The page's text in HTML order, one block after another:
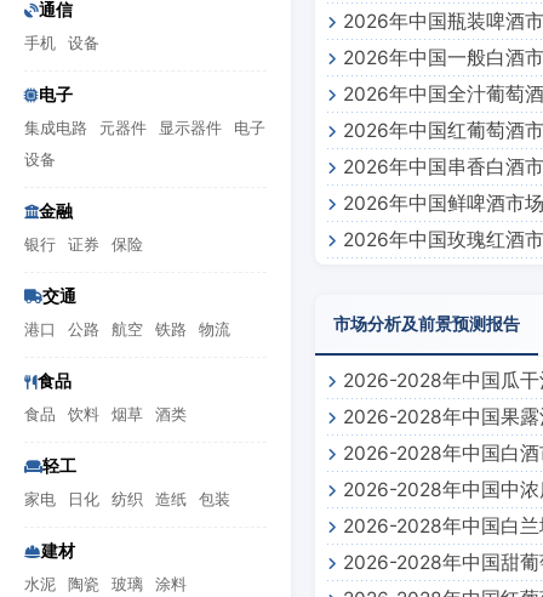
通信
手机 设备
电子
集成电路 元器件 显示器件
电子
设备
金融
银行 证券 保险
交通
港口 公路 航空 铁路 物流
食品
食品 饮料 烟草 酒类
轻工
家电 日化 纺织 造纸 包装
建材
水泥 陶瓷 玻璃 涂料
2026年中国瓶装啤酒
2026年中国一般白酒
2026年中国全汁葡萄
2026年中国红葡萄酒
2026年中国串香白酒
2026年中国鲜啤酒市
2026年中国玫瑰红酒
市场分析及前景预测报告
2026-2028年中国瓜
2026-2028年中国果
2026-2028年中国白
2026-2028年中国中
2026-2028年中国白
2026-2028年中国甜